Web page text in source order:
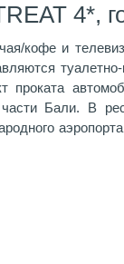
4*,
кофе и
проката
Бали. В